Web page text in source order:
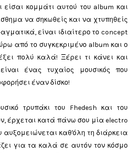
είσαι κομμάτι αυτού του album και
να σηκωθείς και να χτυπηθείς
είναι ιδιαίτερο το concept
από το συγκεκριμένο album και ο
πολύ καλά! Ξέρει τι κάνει και
ένας τυχαίος μουσικός που
έναν δίσκο!
τρυπάκι του Fhedesh και του
έρχεται κατά πάνω σου μία electro
αυξομειώνεται καθ'όλη τη διάρκεια
για τα καλά σε αυτόν τον κόσμο